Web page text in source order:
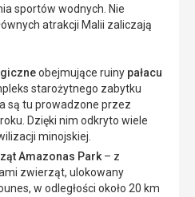
sportów wodnych. Nie
atrakcji Malii zaliczają
obejmujące ruiny pałacu
starożytnego zabytku
są tu prowadzone przez
Dzięki nim odkryto wiele
minojskiej.
Amazonas Park – z
zwierząt, ulokowany
w odległości około 20 km